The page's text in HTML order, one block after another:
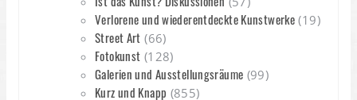
Verlorene und wiederentdeckte Kunstwerke (19)
Street Art (66)
Fotokunst (128)
Galerien und Ausstellungsräume (99)
Kurz und Knapp (855)